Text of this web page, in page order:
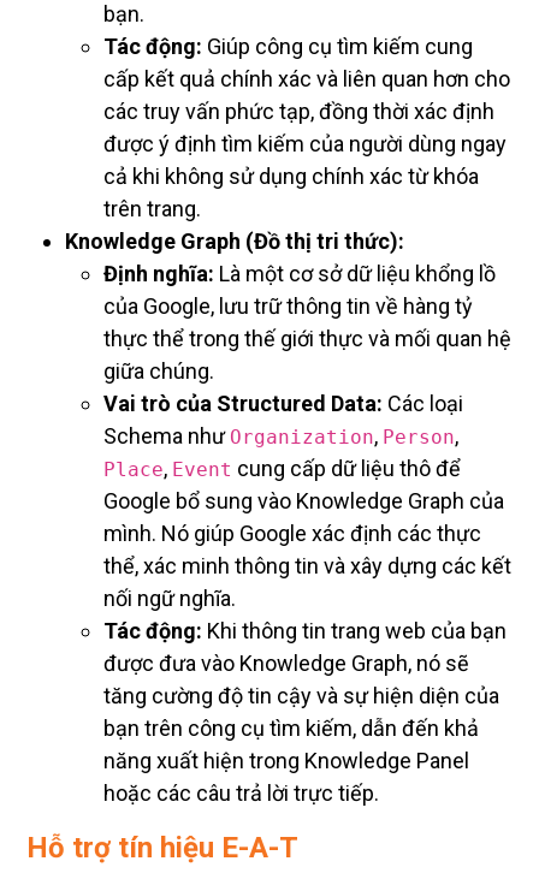
bạn.
Tác động: Giúp công cụ tìm kiếm cung
cấp kết quả chính xác và liên quan hơn cho
các truy vấn phức tạp, đồng thời xác định
được ý định tìm kiếm của người dùng ngay
cả khi không sử dụng chính xác từ khóa
trên trang.
Knowledge Graph (Đồ thị tri thức):
Định nghĩa: Là một cơ sở dữ liệu khổng lồ
của Google, lưu trữ thông tin về hàng tỷ
thực thể trong thế giới thực và mối quan hệ
giữa chúng.
Vai trò của Structured Data: Các loại
Schema như Organization, Person,
Place, Event cung cấp dữ liệu thô để
Google bổ sung vào Knowledge Graph của
mình. Nó giúp Google xác định các thực
thể, xác minh thông tin và xây dựng các kết
nối ngữ nghĩa.
Tác động: Khi thông tin trang web của bạn
được đưa vào Knowledge Graph, nó sẽ
tăng cường độ tin cậy và sự hiện diện của
bạn trên công cụ tìm kiếm, dẫn đến khả
năng xuất hiện trong Knowledge Panel
hoặc các câu trả lời trực tiếp.
Hỗ trợ tín hiệu E-A-T